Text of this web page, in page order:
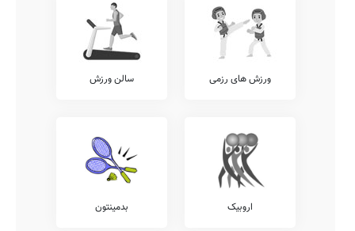
ورزش های رزمی سالن ورزش
اروبیک بدمینتون